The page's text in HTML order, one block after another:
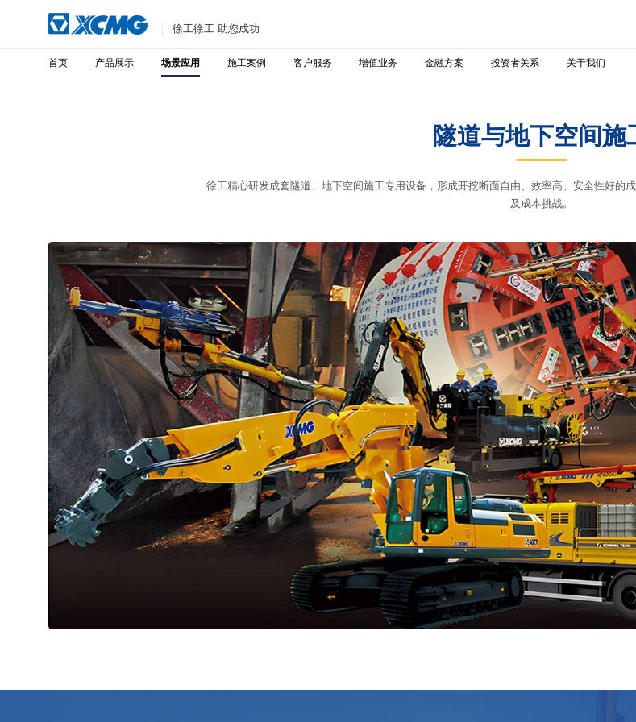
徐工徐工 助您成功
首页 产品展示 场景应用 施工案例 客户服务 增值业务 金融方案 投资者关系 关于我们
隧道与地下空间施
徐工精心研发成套隧道、地下空间施工专用设备，形成开挖断面自由、效率高、安全性好的
及成本挑战。